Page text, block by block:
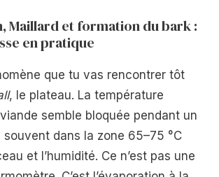
Maillard et formation du bark :
en pratique
que tu vas rencontrer tôt
, le plateau. La température
semble bloquée pendant un
souvent dans la zone 65–75 °C
et l’humidité. Ce n’est pas une